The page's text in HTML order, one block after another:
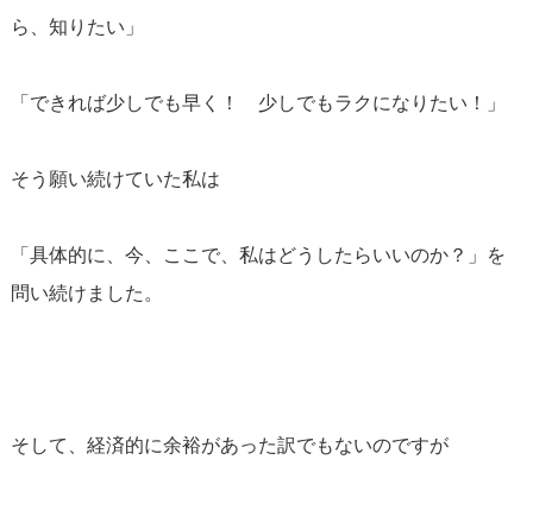
ら、知りたい」
「できれば少しでも早く！ 少しでもラクになりたい！」
そう願い続けていた私は
「具体的に、今、ここで、私はどうしたらいいのか？」を
問い続けました。
そして、経済的に余裕があった訳でもないのですが